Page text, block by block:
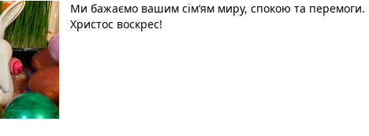
Ми бажаємо вашим сім‘ям миру, спокою та перемоги.
Христос воскрес!